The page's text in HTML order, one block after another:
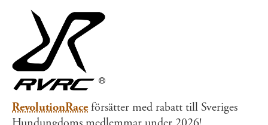
RevolutionRaceförsätter med rabatt till Sveriges